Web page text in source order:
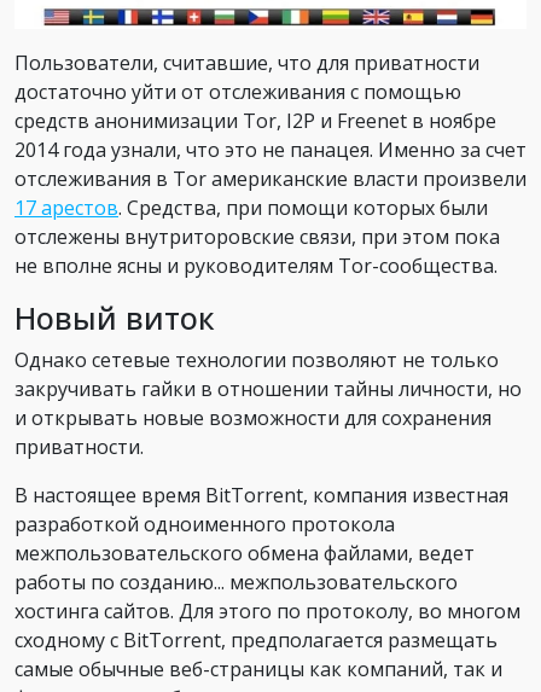
Пользователи, считавшие, что для приватности
достаточно уйти от отслеживания с помощью
средств анонимизации Tor, I2P и Freenet в ноябре
2014 года узнали, что это не панацея. Именно за счет
отслеживания в Tor американские власти произвели
17 арестов. Средства, при помощи которых были
отслежены внутриторовские связи, при этом пока
не вполне ясны и руководителям Tor-сообщества.
Новый виток
Однако сетевые технологии позволяют не только
закручивать гайки в отношении тайны личности, но
и открывать новые возможности для сохранения
приватности.
В настоящее время BitTorrent, компания известная
разработкой одноименного протокола
межпользовательского обмена файлами, ведет
работы по созданию... межпользовательского
хостинга сайтов. Для этого по протоколу, во многом
сходному с BitTorrent, предполагается размещать
самые обычные веб-страницы как компаний, так и